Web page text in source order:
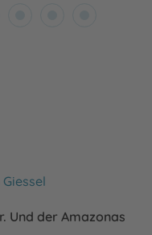
Und der Amazonas